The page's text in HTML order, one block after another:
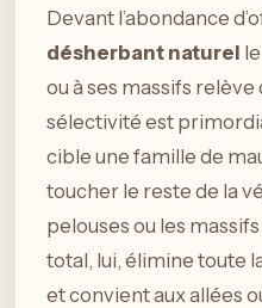
Devant l’abondance
désherbant naturel
ou à ses massifs relève
sélectivité est
cible une famille de
toucher le reste de la
pelouses ou les
total, lui, élimine toute
et convient aux allées